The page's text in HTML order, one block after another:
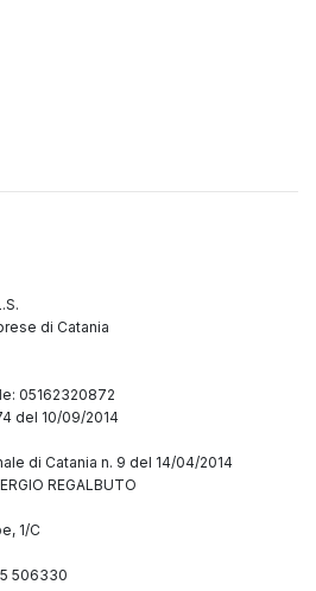
di Catania
05162320872
del 10/09/2014
di Catania n. 9 del 14/04/2014
REGALBUTO
1/C
506330